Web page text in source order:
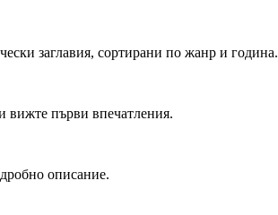
заглавия, сортирани по жанр и година.
вижте първи впечатления.
описание.